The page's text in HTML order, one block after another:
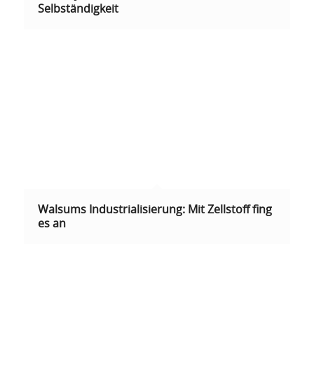
Selbständigkeit
Walsums Industrialisierung: Mit Zellstoff fing
es an